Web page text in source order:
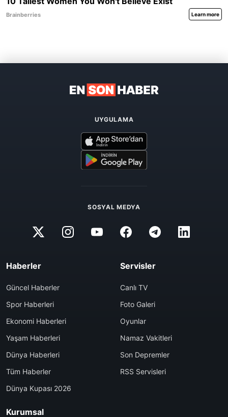
UYGULAMA
SOSYAL MEDYA
Haberler
Güncel Haberler
Spor Haberleri
Ekonomi Haberleri
Yaşam Haberleri
Dünya Haberleri
Tüm Haberler
Dünya Kupası 2026
Servisler
Canlı TV
Foto Galeri
Oyunlar
Namaz Vakitleri
Son Depremler
RSS Servisleri
Kurumsal